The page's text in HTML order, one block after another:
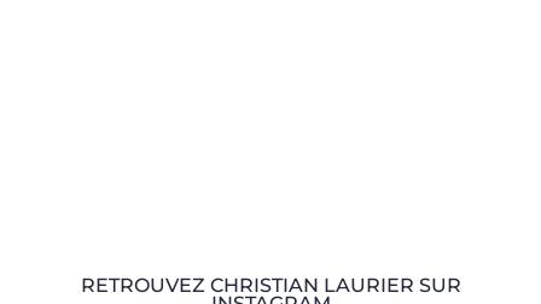
RETROUVEZ CHRISTIAN LAURIER SUR